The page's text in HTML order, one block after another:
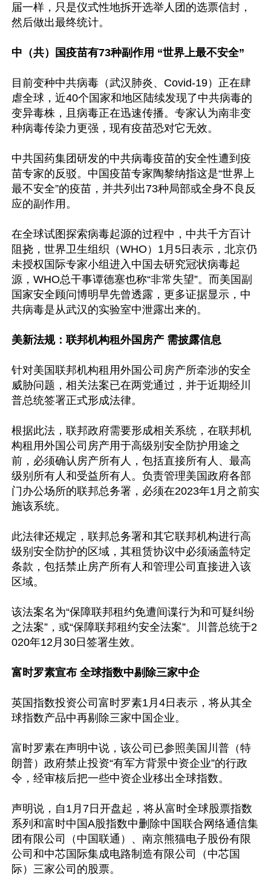
届一样，只是仪式性地拆开选举人团的选票信封，
然后做出最终统计。
中（共）国疫苗有73种副作用 “世界上最不安全”
目前变种中共病毒（武汉肺炎、Covid-19）正在肆
虐全球，近40个国家和地区陆续发现了中共病毒的
变异毒株，且病毒正在迅速传播。专家认为南非变
种病毒传染力更强，现有疫苗恐对它无效。
中共国药集团研发的中共病毒疫苗的安全性遭到疫
苗专家的反驳。中国疫苗专家陶黎纳指这是“世界上
最不安全”的疫苗，并共列出73种局部或全身不良反
应的副作用。
在全球试图探索病毒起源的过程中，中共千方百计
阻挠，世界卫生组织（WHO）1月5日表示，北京仍
未授权国际专家小组进入中国去研究冠状病毒起
源，WHO总干事谭德塞也称“非常失望”。而美国副
国家安全顾问博明早先曾透露，更多证据显示，中
共病毒是从武汉的实验室中泄露出来的。
美新法规：联邦机构租外国房产 需披露信息
针对美国联邦机构租用外国公司房产所牵涉的安全
威胁问题，相关法案已在两党通过，并于近期经川
普总统签署正式形成法律。
根据此法，联邦政府需要形成相关系统，在联邦机
构租用外国公司房产用于高级别安全防护用途之
前，必须确认房产所有人，包括直接所有人、最高
级别所有人和受益所有人。负责管理美国政府各部
门办公场所的联邦总务署，必须在2023年1月之前实
施该系统。
此法律还规定，联邦总务署和其它联邦机构进行高
级别安全防护的区域，其租赁协议中必须涵盖特定
条款，包括禁止房产所有人和管理公司直接进入该
区域。
该法案名为“保障联邦租约免遭间谍行为和可疑纠纷
之法案”，或“保障联邦租约安全法案”。川普总统于2
020年12月30日签署生效。
富时罗素宣布 全球指数中剔除三家中企
英国指数投资公司富时罗素1月4日表示，将从其全
球指数产品中再剔除三家中国企业。
富时罗素在声明中说，该公司已参照美国川普（特
朗普）政府禁止投资“有军方背景中资企业”的行政
令，经审核后把一些中资企业移出全球指数。
声明说，自1月7日开盘起，将从富时全球股票指数
系列和富时中国A股指数中删除中国联合网络通信集
团有限公司（中国联通）、南京熊猫电子股份有限
公司和中芯国际集成电路制造有限公司（中芯国
际）三家公司的股票。